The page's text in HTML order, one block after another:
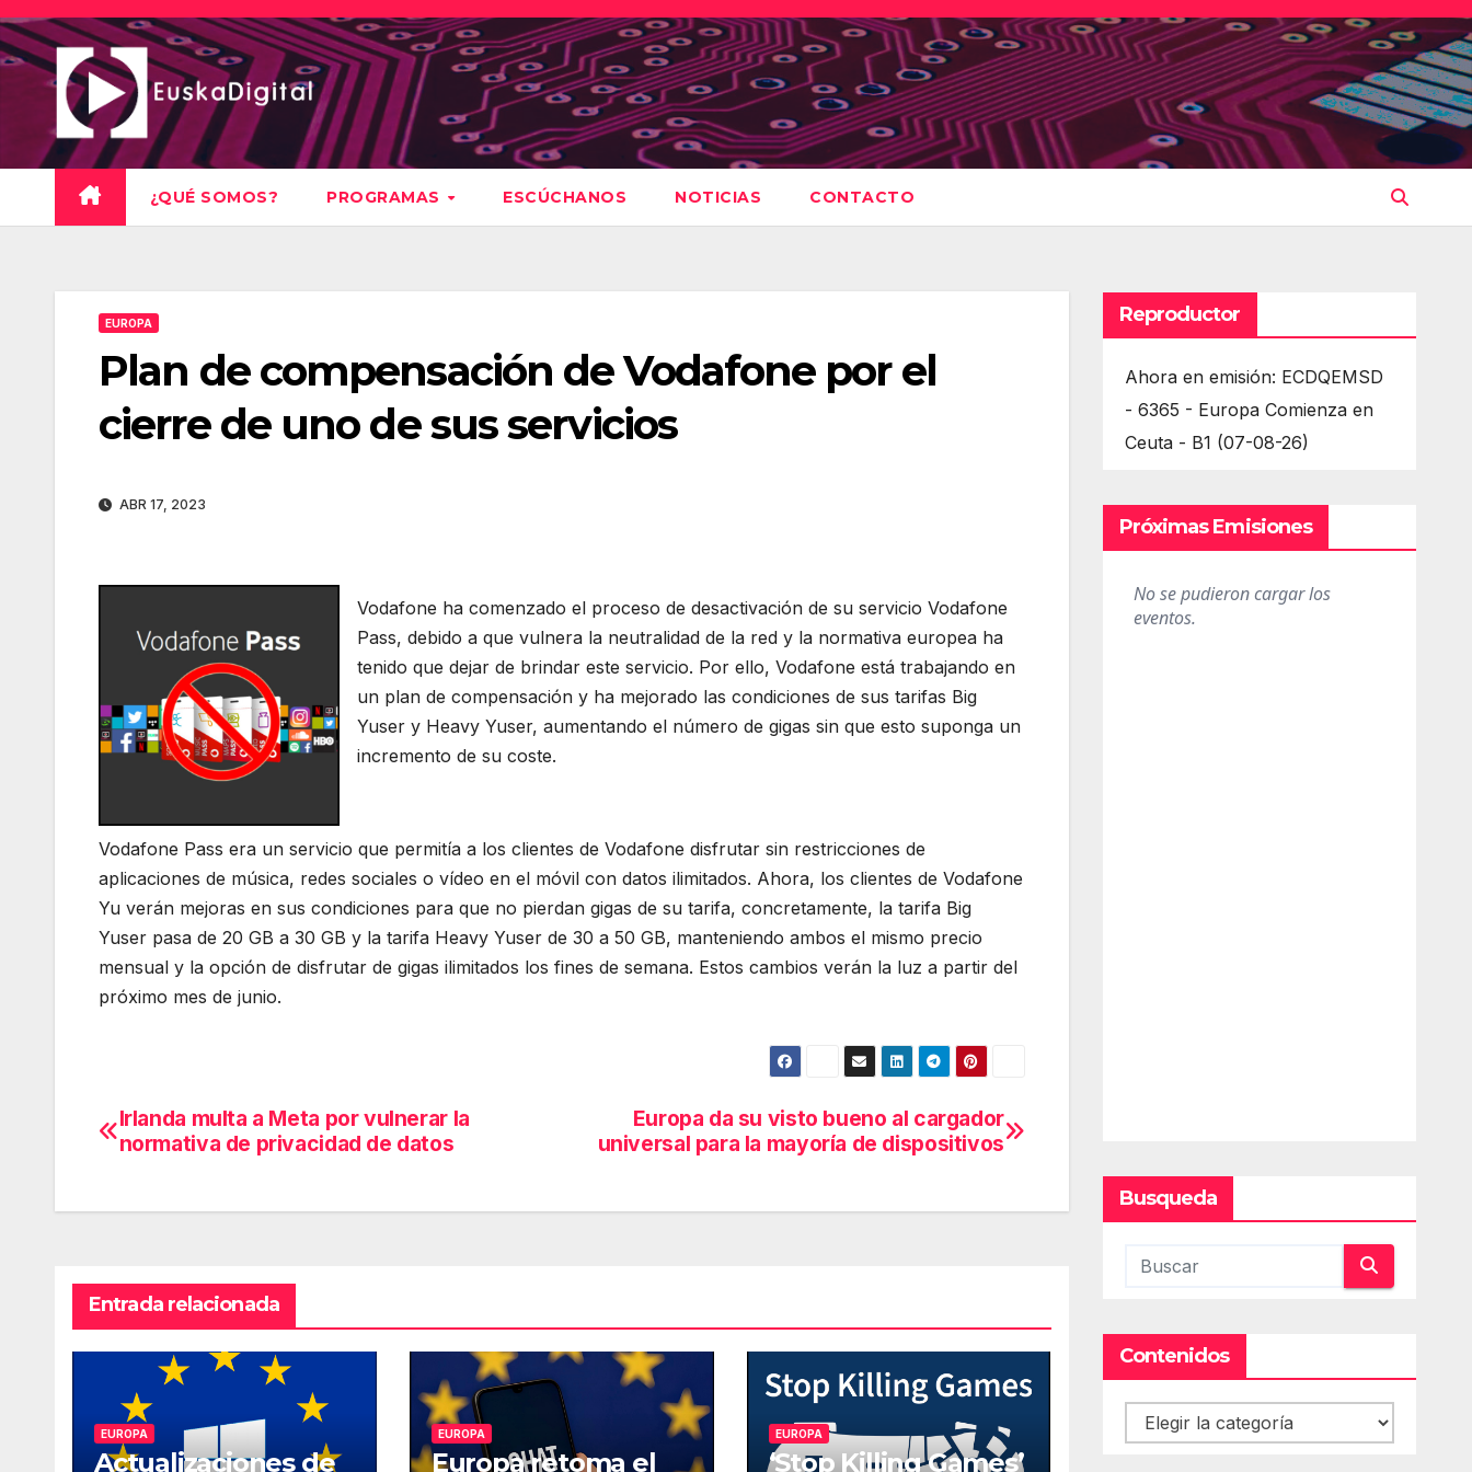
Saltar
al
contenido
¿QUÉ SOMOS? PROGRAMAS ESCÚCHANOS NOTICIAS CONTACTO
EUROPA
Plan de compensación de Vodafone por el
cierre de uno de sus servicios
ABR 17, 2023
Vodafone ha comenzado el proceso de desactivación de su servicio Vodafone
Pass, debido a que vulnera la neutralidad de la red y la normativa europea ha
tenido que dejar de brindar este servicio. Por ello, Vodafone está trabajando en
un plan de compensación y ha mejorado las condiciones de sus tarifas Big
Yuser y Heavy Yuser, aumentando el número de gigas sin que esto suponga un
incremento de su coste.
Vodafone Pass era un servicio que permitía a los clientes de Vodafone disfrutar sin restricciones de
aplicaciones de música, redes sociales o vídeo en el móvil con datos ilimitados. Ahora, los clientes de Vodafone
Yu verán mejoras en sus condiciones para que no pierdan gigas de su tarifa, concretamente, la tarifa Big
Yuser pasa de 20 GB a 30 GB y la tarifa Heavy Yuser de 30 a 50 GB, manteniendo ambos el mismo precio
mensual y la opción de disfrutar de gigas ilimitados los fines de semana. Estos cambios verán la luz a partir del
próximo mes de junio.
Navegación
entradas
Europa da su visto bueno al cargador
universal para la mayoría de dispositivos
Irlanda multa a Meta por vulnerar la
normativa de privacidad de datos
Entrada relacionada
EUROPA
Actualizaciones de
EUROPA
Europa retoma el
EUROPA
‘Stop Killing Games’
Reproductor
Ahora en emisión: ECDQEMSD
- 6365 - Europa Comienza en
Ceuta - B1 (07-08-26)
Próximas Emisiones
Busqueda
Contenidos
Contenidos